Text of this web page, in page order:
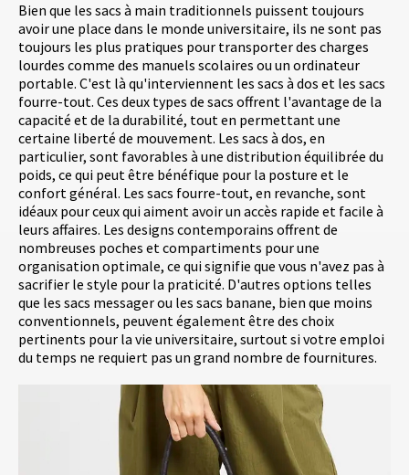
Bien que les sacs à main traditionnels puissent toujours
avoir une place dans le monde universitaire, ils ne sont pas
toujours les plus pratiques pour transporter des charges
lourdes comme des manuels scolaires ou un ordinateur
portable. C'est là qu'interviennent les sacs à dos et les sacs
fourre-tout. Ces deux types de sacs offrent l'avantage de la
capacité et de la durabilité, tout en permettant une
certaine liberté de mouvement. Les sacs à dos, en
particulier, sont favorables à une distribution équilibrée du
poids, ce qui peut être bénéfique pour la posture et le
confort général. Les sacs fourre-tout, en revanche, sont
idéaux pour ceux qui aiment avoir un accès rapide et facile à
leurs affaires. Les designs contemporains offrent de
nombreuses poches et compartiments pour une
organisation optimale, ce qui signifie que vous n'avez pas à
sacrifier le style pour la praticité. D'autres options telles
que les sacs messager ou les sacs banane, bien que moins
conventionnels, peuvent également être des choix
pertinents pour la vie universitaire, surtout si votre emploi
du temps ne requiert pas un grand nombre de fournitures.